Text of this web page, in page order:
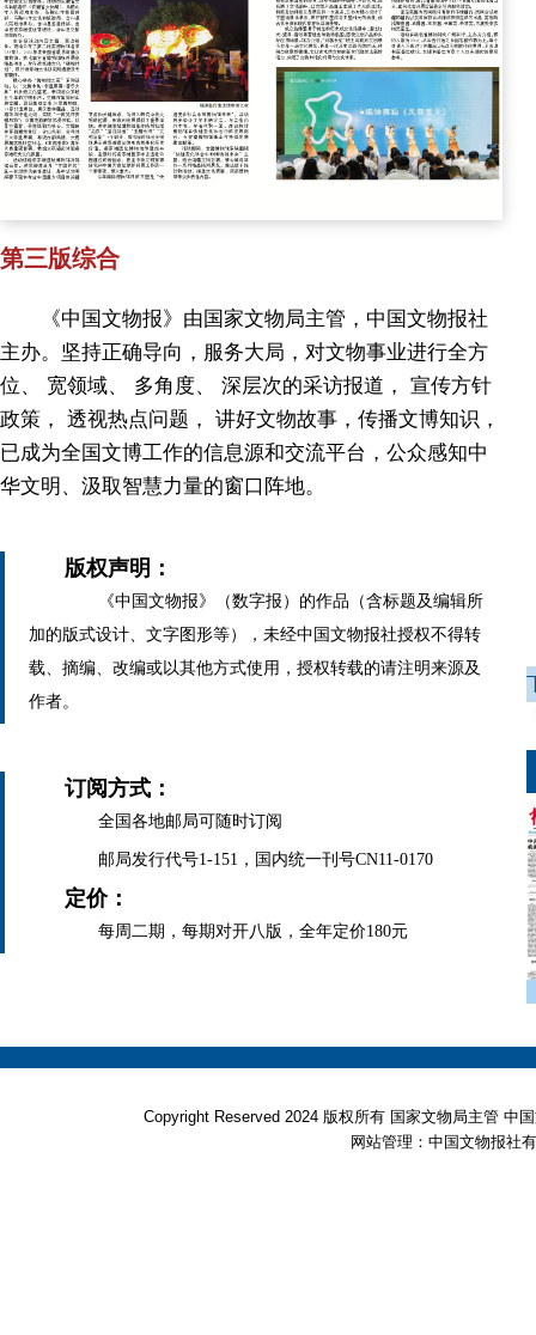
第三版综合
《中国文物报》由国家文物局主管，中国文物报社
主办。坚持正确导向，服务大局，对文物事业进行全方
位、 宽领域、 多角度、 深层次的采访报道， 宣传方针
政策， 透视热点问题， 讲好文物故事，传播文博知识，
已成为全国文博工作的信息源和交流平台，公众感知中
华文明、汲取智慧力量的窗口阵地。
版权声明：
《中国文物报》（数字报）的作品（含标题及编辑所
加的版式设计、文字图形等），未经中国文物报社授权不得转
载、摘编、改编或以其他方式使用，授权转载的请注明来源及
作者。
订阅方式：
全国各地邮局可随时订阅
邮局发行代号1-151，国内统一刊号CN11-0170
定价：
每周二期，每期对开八版，全年定价180元
Copyright Reserved 2024 版权所有 国家文物局主管
网站管理：中国文物报社